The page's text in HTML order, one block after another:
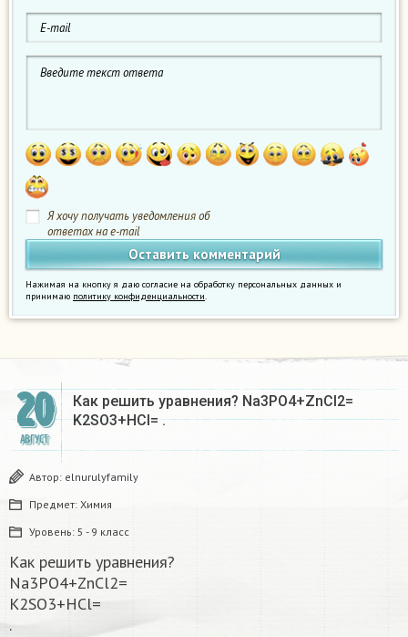
Я хочу получать уведомления об
ответах на e-mail
Нажимая на кнопку я даю согласие на обработку персональных данных и
принимаю политику конфиденциальности.
20
АВГУСТ
Как решить уравнения? Na3PO4+ZnCl2=
K2SO3+HCl= .
Автор: elnurulyfamily
Предмет: Химия
Уровень: 5 - 9 класс
Как решить уравнения?
Na3PO4+ZnCl2=
K2SO3+HCl=
.